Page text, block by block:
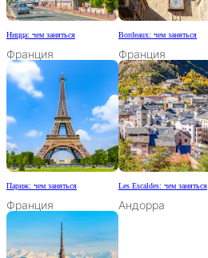
Ницца: чем заняться
Франция
Bordeaux: чем заняться
Франция
Париж: чем заняться
Франция
Les Escaldes: чем заняться
Андорра